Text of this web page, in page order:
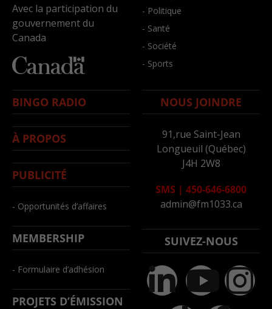
Avec la participation du
gouvernement du
Canada
- Politique
- Santé
- Société
- Sports
BINGO RADIO
À PROPOS
PUBLICITÉ
- Opportunités d’affaires
MEMBERSHIP
- Formulaire d’adhésion
PROJETS D’ÉMISSION
NOUS JOINDRE
91,rue Saint-Jean
Longueuil (Québec)
J4H 2W8
SMS | 450-646-6800
admin@fm1033.ca
SUIVEZ-NOUS